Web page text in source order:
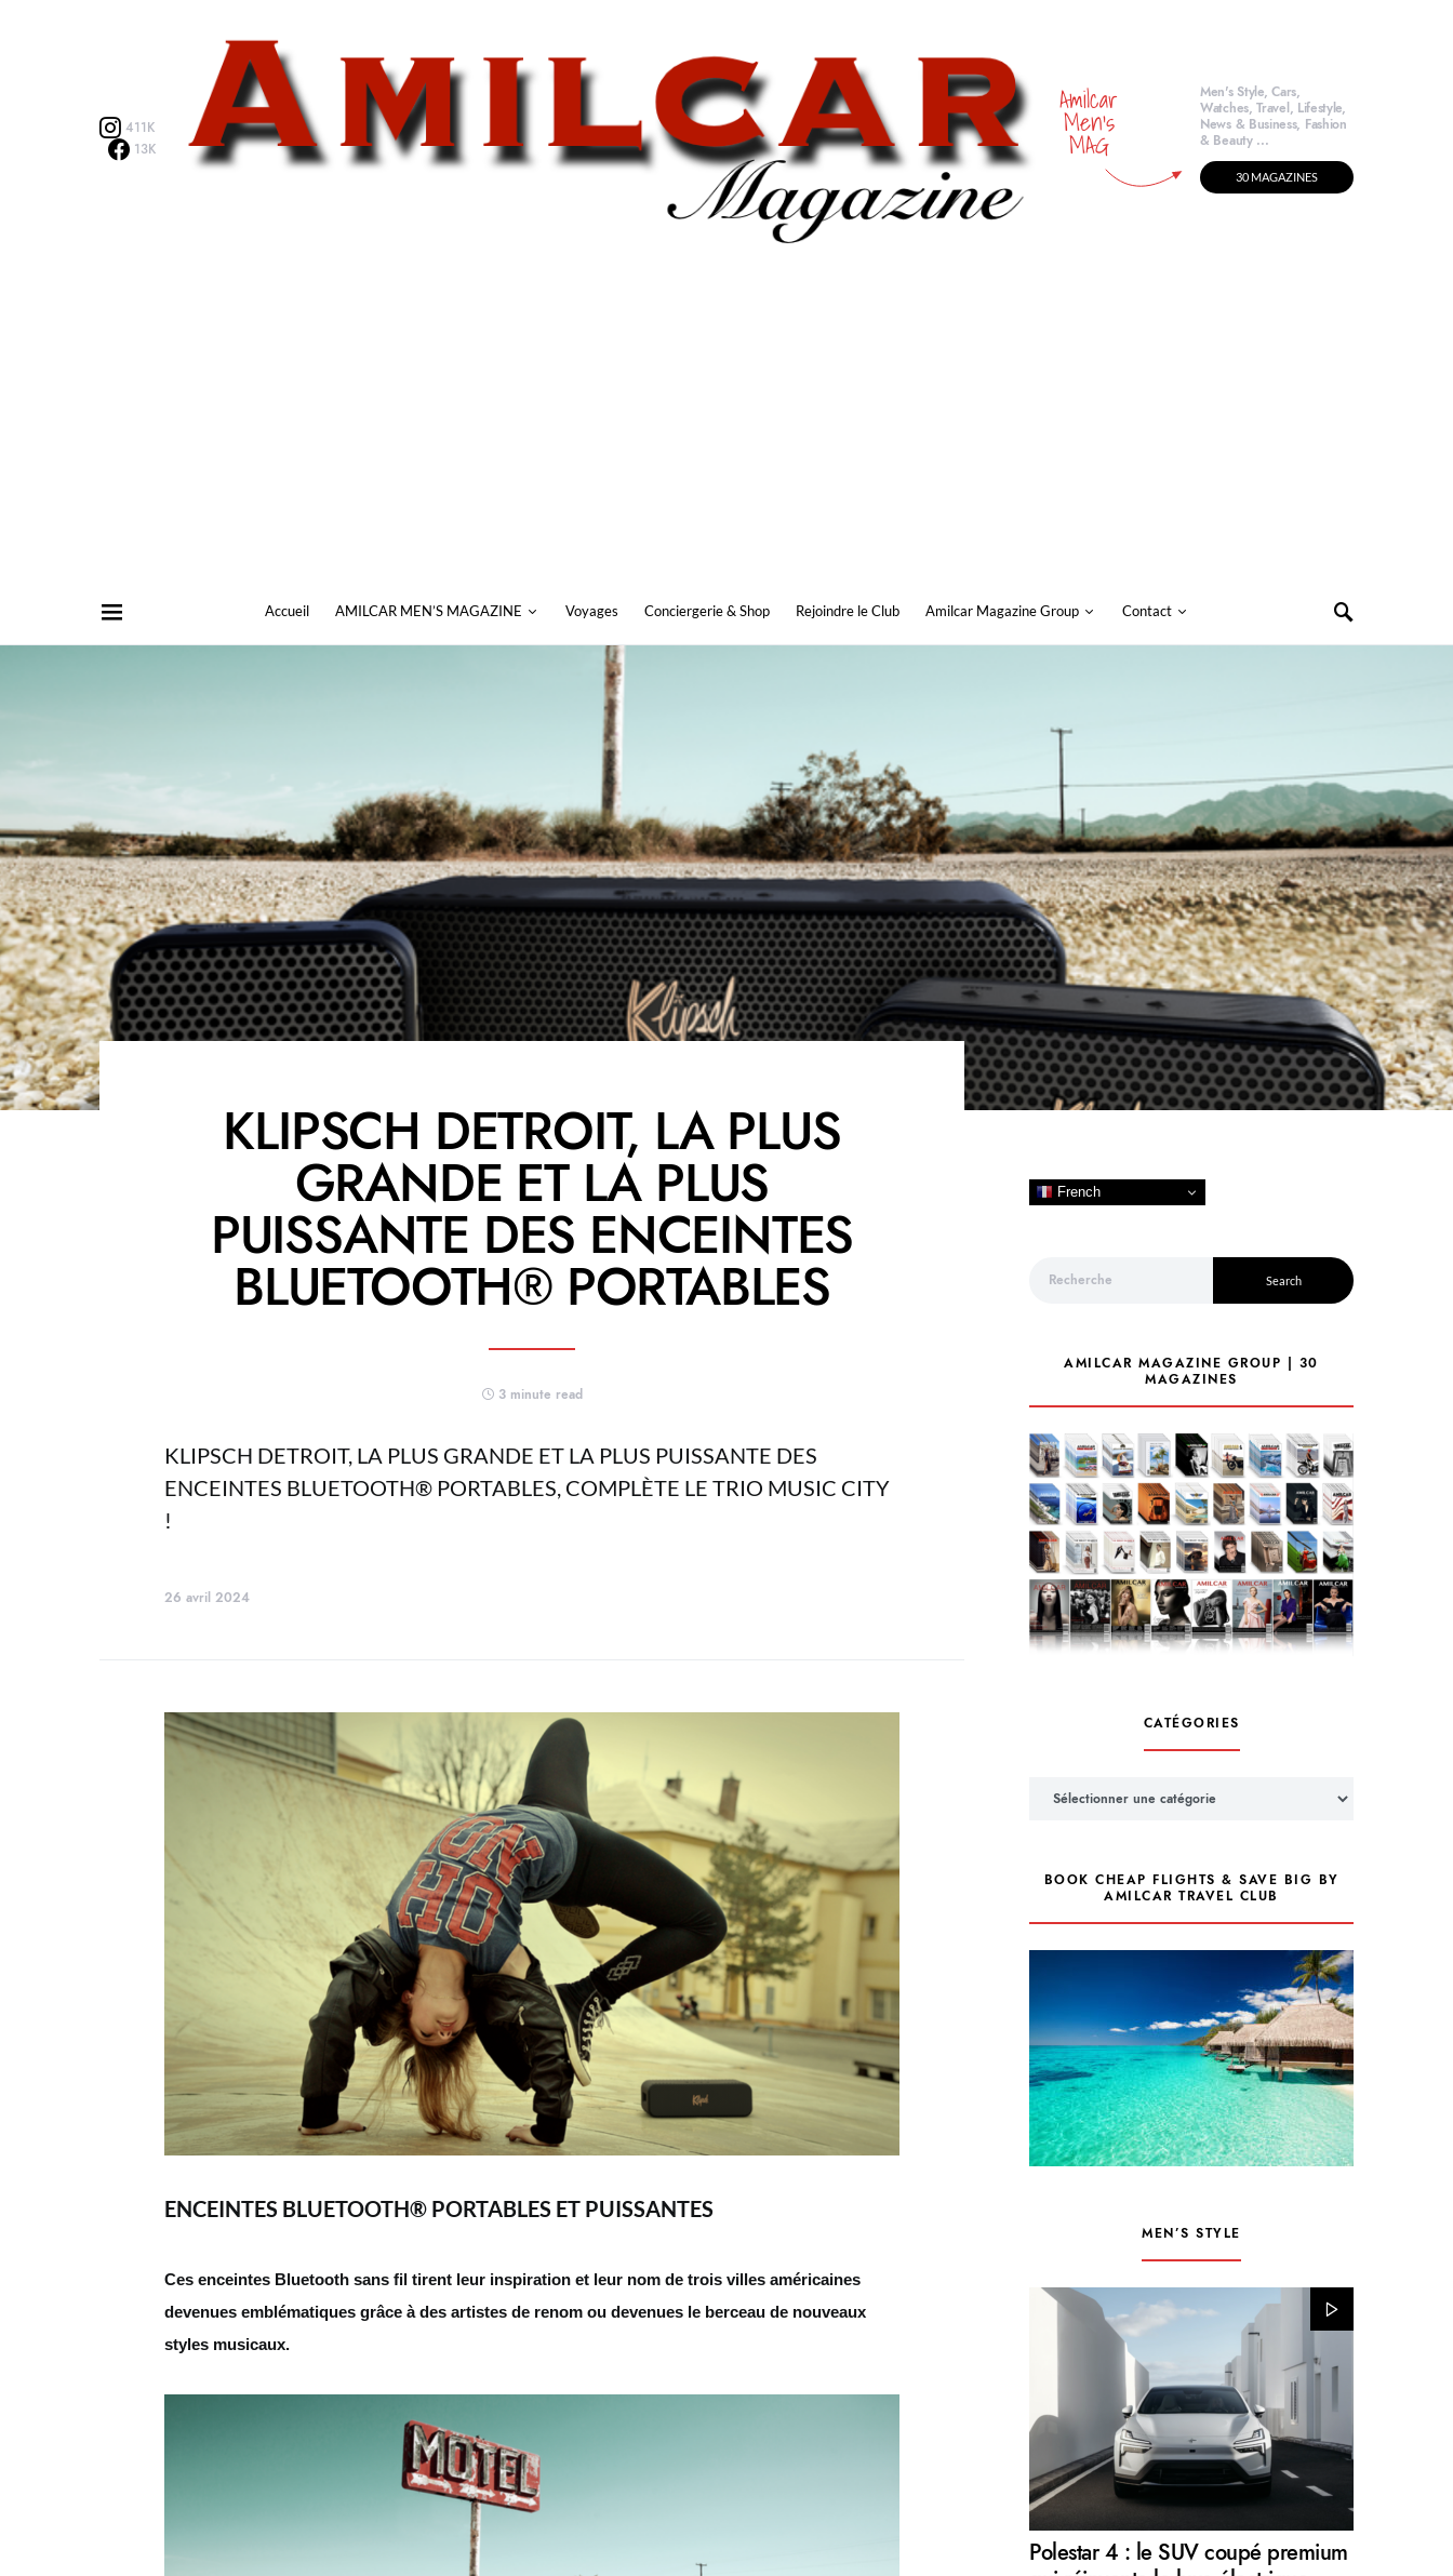
411K
13K
Amilcar
Men's
MAG
Men's Style, Cars,
Watches, Travel, Lifestyle,
News & Business, Fashion
& Beauty ...
30 MAGAZINES
Accueil AMILCAR MEN’S MAGAZINE Voyages Conciergerie & Shop Rejoindre le Club Amilcar Magazine Group Contact
KLIPSCH DETROIT, LA PLUS
GRANDE ET LA PLUS
PUISSANTE DES ENCEINTES
BLUETOOTH® PORTABLES
3 minute read
KLIPSCH DETROIT, LA PLUS GRANDE ET LA PLUS PUISSANTE DES
ENCEINTES BLUETOOTH® PORTABLES, COMPLÈTE LE TRIO MUSIC CITY
!
26 avril 2024
ENCEINTES BLUETOOTH® PORTABLES ET PUISSANTES
Ces enceintes Bluetooth sans fil tirent leur inspiration et leur nom de trois villes américaines
devenues emblématiques grâce à des artistes de renom ou devenues le berceau de nouveaux
styles musicaux.
French
Search
AMILCAR MAGAZINE GROUP | 30
MAGAZINES
CATÉGORIES
BOOK CHEAP FLIGHTS & SAVE BIG BY
AMILCAR TRAVEL CLUB
MEN’S STYLE
Polestar 4 : le SUV coupé premium